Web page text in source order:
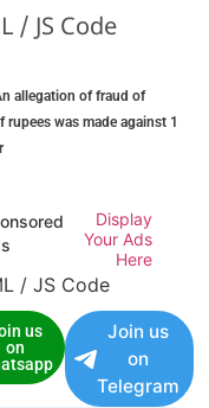
/ JS Code
allegation of fraud of
rupees was made against 1
Display
Your Ads
Here
/ JS Code
us
on
Join us
on
Telegram